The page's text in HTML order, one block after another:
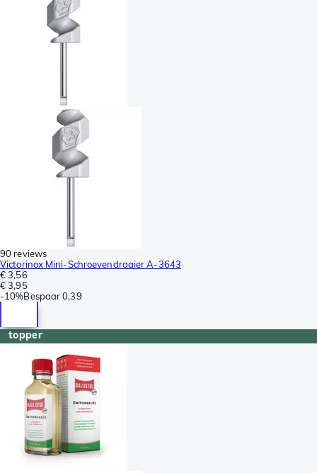
90 reviews
Victorinox Mini-Schroevendraaier A-3643
€ 3,56
€ 3,95
-10%Bespaar 0,39
topper